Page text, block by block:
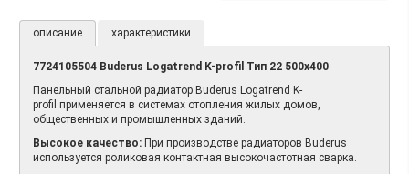
описание характеристики
7724105504 Buderus Logatrend K-profil Тип 22 500х400
Панельный стальной радиатор Buderus Logatrend K-
profil применяется в системах отопления жилых домов,
общественных и промышленных зданий.
Высокое качество: При производстве радиаторов Buderus
используется роликовая контактная высокочастотная сварка.